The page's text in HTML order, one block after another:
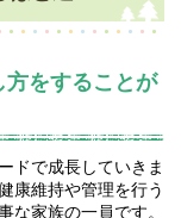
方をすることが
ドで成長していきま
康維持や管理を行う
な家族の一員です。